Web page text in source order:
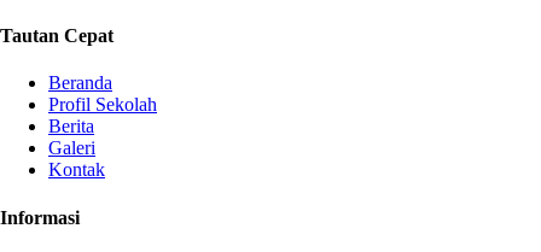
Tautan Cepat
Beranda
Profil Sekolah
Berita
Galeri
Kontak
Informasi